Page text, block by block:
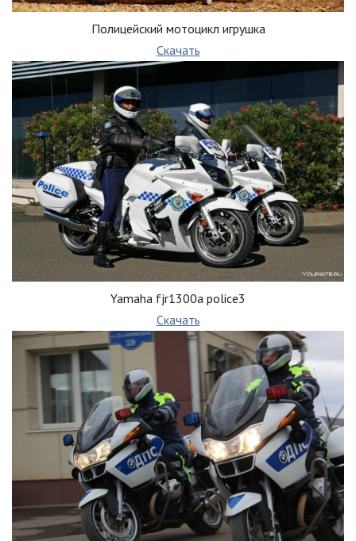
Полицейский мотоцикл игрушка
Скачать
Yamaha fjr1300a police3
Скачать